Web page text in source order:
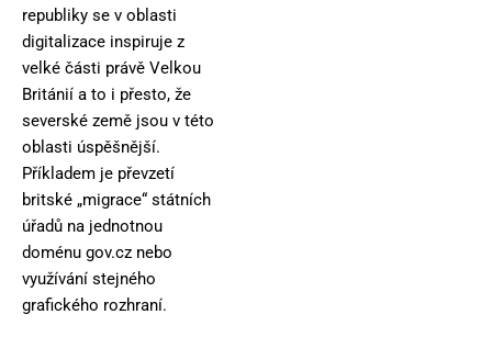
republiky se v oblasti
digitalizace inspiruje z
velké části právě Velkou
Británií a to i přesto, že
severské země jsou v této
oblasti úspěšnější.
Příkladem je převzetí
britské „migrace“ státních
úřadů na jednotnou
doménu gov.cz nebo
využívání stejného
grafického rozhraní.